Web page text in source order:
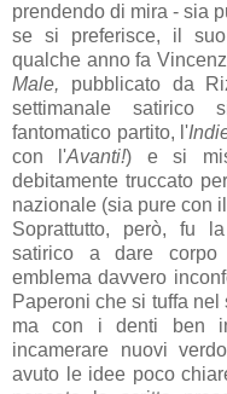
prendendo di mira - sia
se si preferisce, il
qualche anno fa
Male, pubblicato da
settimanale satirico
fantomatico partito, l'
con l'Avanti!) e si
debitamente truccato
nazionale (sia pure con
Soprattutto, però, fu
satirico a dare
emblema davvero
Paperoni che si tuffa
ma con i denti ben
incamerare nuovi
avuto le idee poco